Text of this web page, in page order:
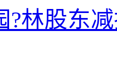
?林股东